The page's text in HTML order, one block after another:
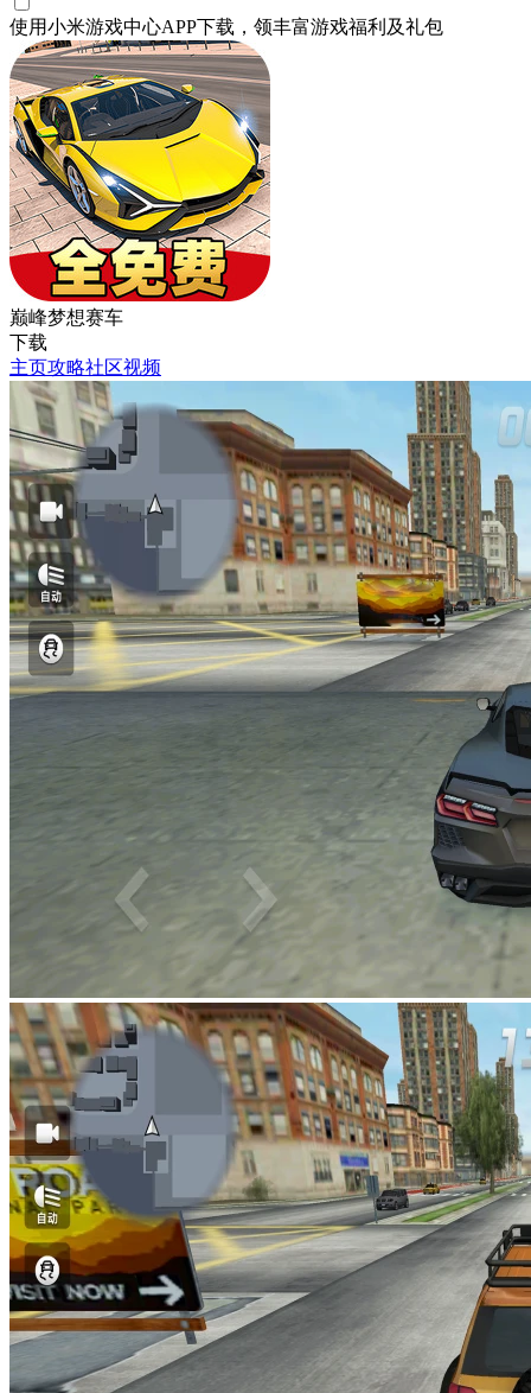
使用小米游戏中心APP下载 ，领丰富游戏福利 及礼包
巅峰梦想赛车
下载
主页攻略社区视频